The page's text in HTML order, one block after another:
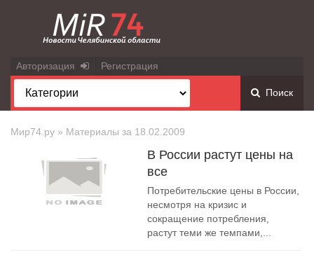
Авторизация Регистрация
Поиск
Мир74.ру » Материалы за 18.02.2009
В России растут цены на
все
Потребительские цены в России,
несмотря на кризис и
сокращение потребления,
растут теми же темпами,...